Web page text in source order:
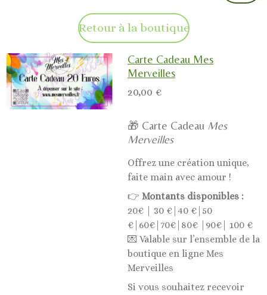
Retour à la boutique
Carte Cadeau Mes
Merveilles
20,00 €
🎁 Carte Cadeau Mes
Merveilles
Offrez une création unique,
faite main avec amour !
👉 Montants disponibles :
20€ | 30 €|40 €|50
€|60€|70€|80€ |90€| 100 €
💌 Valable sur l’ensemble de la
boutique en ligne Mes
Merveilles
Si vous souhaitez recevoir